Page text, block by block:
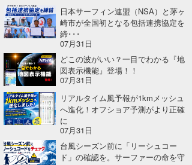
日本サーフィン連盟（NSA）と茅ヶ
崎市が全国初となる包括連携協定を
締･･･
07月31日
どこの波がいい？一目でわかる『地
図表示機能』登場！！
07月31日
リアルタイム風予報が1kmメッシュ
へ進化！オフショア予測がより正確
に
07月31日
台風シーズン前に「リーシュコー
ド」の確認を。サーファーの命を守